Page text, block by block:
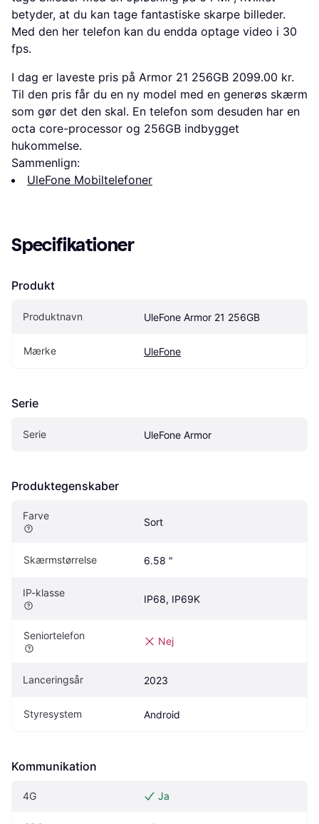
betyder, at du kan tage fantastiske skarpe billeder.
Med den her telefon kan du endda optage video i 30
fps.
I dag er laveste pris på Armor 21 256GB 2099.00 kr.
Til den pris får du en ny model med en generøs skærm
som gør det den skal. En telefon som desuden har en
octa core-processor og 256GB indbygget
hukommelse.
Sammenlign:
UleFone Mobiltelefoner
Specifikationer
Produkt
Produktnavn UleFone Armor 21 256GB
Mærke UleFone
Serie
Serie UleFone Armor
Produktegenskaber
Farve
Sort
Skærmstørrelse 6.58 "
IP-klasse
IP68, IP69K
Seniortelefon Nej
Lanceringsår 2023
Styresystem Android
Kommunikation
4G Ja